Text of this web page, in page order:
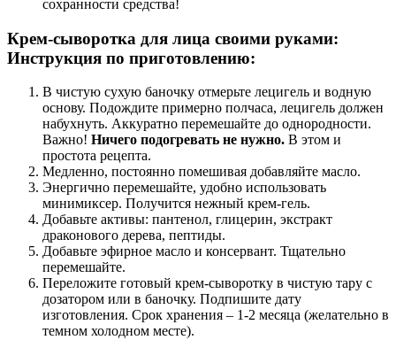
сохранности средства!
Крем-сыворотка для лица своими руками:
Инструкция по приготовлению:
В чистую сухую баночку отмерьте лецигель и водную
основу. Подождите примерно полчаса, лецигель должен
набухнуть. Аккуратно перемешайте до однородности.
Важно! Ничего подогревать не нужно. В этом и
простота рецепта.
Медленно, постоянно помешивая добавляйте масло.
Энергично перемешайте, удобно использовать
минимиксер. Получится нежный крем-гель.
Добавьте активы: пантенол, глицерин, экстракт
драконового дерева, пептиды.
Добавьте эфирное масло и консервант. Тщательно
перемешайте.
Переложите готовый крем-сыворотку в чистую тару с
дозатором или в баночку. Подпишите дату
изготовления. Срок хранения – 1-2 месяца (желательно в
темном холодном месте).